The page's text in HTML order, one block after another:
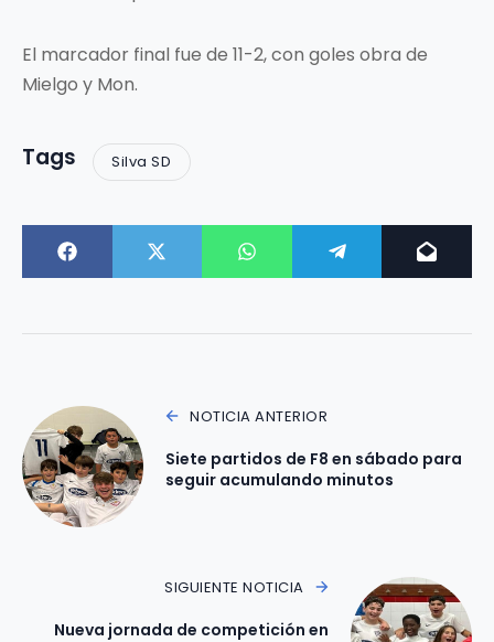
El marcador final fue de 11-2, con goles obra de
Mielgo y Mon.
Tags Silva SD
NOTICIA ANTERIOR
Siete partidos de F8 en sábado para
seguir acumulando minutos
SIGUIENTE NOTICIA
Nueva jornada de competición en